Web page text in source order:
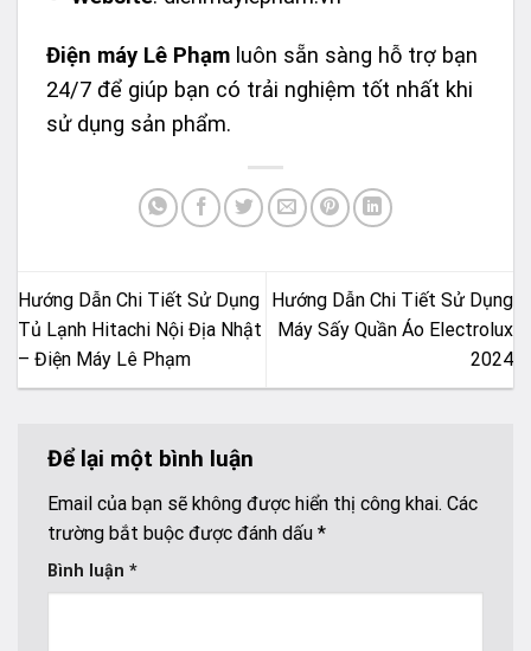
Điện máy Lê Phạm luôn sẵn sàng hỗ trợ bạn
24/7 để giúp bạn có trải nghiệm tốt nhất khi
sử dụng sản phẩm.
Hướng Dẫn Chi Tiết Sử Dụng
Tủ Lạnh Hitachi Nội Địa Nhật
– Điện Máy Lê Phạm
Hướng Dẫn Chi Tiết Sử Dụng
Máy Sấy Quần Áo Electrolux
2024
Để lại một bình luận
Email của bạn sẽ không được hiển thị công khai. Các
trường bắt buộc được đánh dấu *
Bình luận *